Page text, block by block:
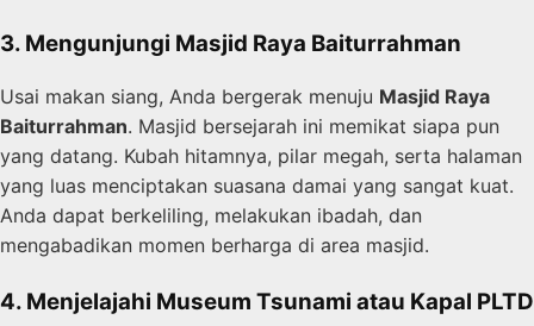
3. Mengunjungi Masjid Raya Baiturrahman
Usai makan siang, Anda bergerak menuju Masjid Raya
Baiturrahman. Masjid bersejarah ini memikat siapa pun
yang datang. Kubah hitamnya, pilar megah, serta halaman
yang luas menciptakan suasana damai yang sangat kuat.
Anda dapat berkeliling, melakukan ibadah, dan
mengabadikan momen berharga di area masjid.
4. Menjelajahi Museum Tsunami atau Kapal PLTD